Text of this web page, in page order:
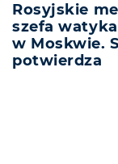
Rosyjskie
szefa
w Moskwie.
potwierdza